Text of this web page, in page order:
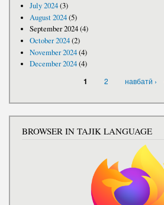
July 2024(3)
August 2024(5)
September 2024(4)
October 2024(2)
November 2024(4)
December 2024(4)
1 2 навбатӣ ›
BROWSER IN TAJIK LANGUAGE